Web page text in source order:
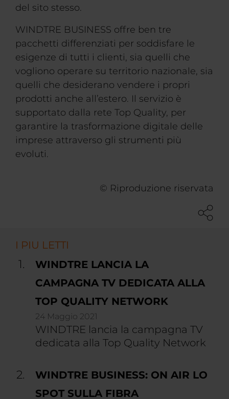
del sito stesso.
WINDTRE BUSINESS offre ben tre
pacchetti differenziati per soddisfare le
esigenze di tutti i clienti, sia quelli che
vogliono operare su territorio nazionale, sia
quelli che desiderano vendere i propri
prodotti anche all’estero. Il servizio è
supportato dalla rete Top Quality, per
garantire la trasformazione digitale delle
imprese attraverso gli strumenti più
evoluti.
© Riproduzione riservata
I PIU LETTI
WINDTRE LANCIA LA
CAMPAGNA TV DEDICATA ALLA
TOP QUALITY NETWORK
24 Maggio 2021
WINDTRE lancia la campagna TV
dedicata alla Top Quality Network
WINDTRE BUSINESS: ON AIR LO
SPOT SULLA FIBRA